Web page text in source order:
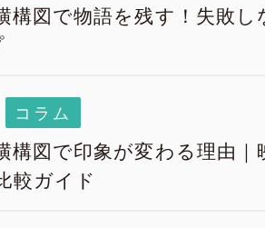
構図で物語を残す！失敗
コラム
構図で印象が変わる理由
較ガイド